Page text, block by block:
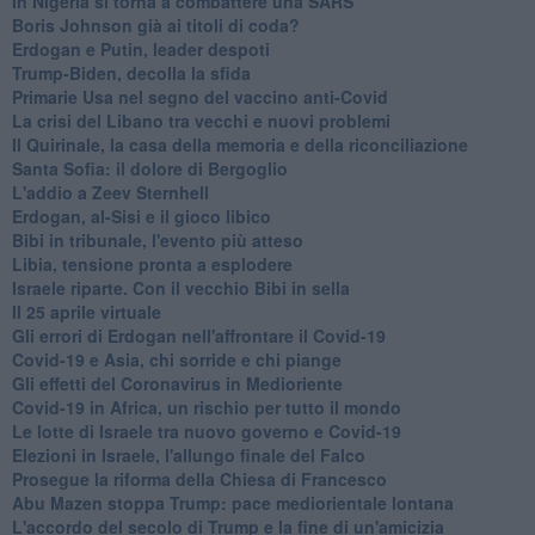
Boris Johnson già ai titoli di coda?
Erdogan e Putin, leader despoti
Trump-Biden, decolla la sfida
Primarie Usa nel segno del vaccino anti-Covid
La crisi del Libano tra vecchi e nuovi problemi
Il Quirinale, la casa della memoria e della riconciliazione
Santa Sofia: il dolore di Bergoglio
L'addio a ​Zeev Sternhell
Erdogan, al-Sisi e il gioco libico
Bibi in tribunale, l'evento più atteso
Libia, tensione pronta a esplodere
Israele riparte. Con il vecchio Bibi in sella
Il 25 aprile virtuale
Gli errori di Erdogan nell'affrontare il Covid-19
Covid-19 e Asia, chi sorride e chi piange
Gli effetti del Coronavirus in Medioriente
Covid-19 in Africa, un rischio per tutto il mondo
Le lotte di Israele tra nuovo governo e Covid-19
Elezioni in Israele, l'allungo finale del Falco
Prosegue la riforma della Chiesa di Francesco
Abu Mazen stoppa Trump: pace mediorientale lontana
L'accordo del secolo di Trump e la fine di un'amicizia